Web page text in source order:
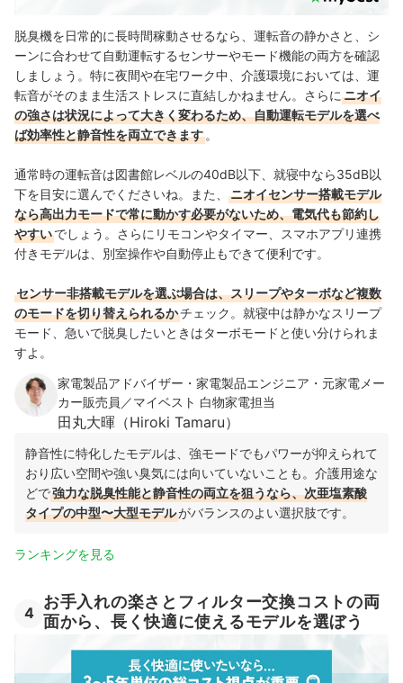
脱臭機を日常的に長時間稼動させるなら、運転音の静かさと、シ
ーンに合わせて自動運転するセンサーやモード機能の両方を確認
しましょう。特に夜間や在宅ワーク中、介護環境においては、運
転音がそのまま生活ストレスに直結しかねません。さらにニオイ
の強さは状況によって大きく変わるため、自動運転モデルを選べ
ば効率性と静音性を両立できます。
通常時の運転音は図書館レベルの40dB以下、就寝中なら35dB以
下を目安に選んでくださいね。また、
ニオイセンサー搭載モデル
なら高出力モードで常に動かす必要がないため、電気代も節約し
やすいでしょう。さらにリモコンやタイマー、スマホアプリ連携
付きモデルは、別室操作や自動停止もできて便利です。
センサー非搭載モデルを選ぶ場合は、スリープやターボなど複数
のモードを切り替えられるかチェック。就寝中は静かなスリープ
モード、急いで脱臭したいときはターボモードと使い分けられま
すよ。
家電製品アドバイザー・家電製品エンジニア・元家電メー
カー販売員／マイベスト 白物家電担当
田丸大暉（Hiroki Tamaru）
静音性に特化したモデルは、強モードでもパワーが抑えられて
おり広い空間や強い臭気には向いていないことも。介護用途な
どで強力な脱臭性能と静音性の両立を狙うなら、次亜塩素酸
タイプの中型〜大型モデルがバランスのよい選択肢です。
ランキングを見る
4
お手入れの楽さとフィルター交換コストの両
面から、長く快適に使えるモデルを選ぼう